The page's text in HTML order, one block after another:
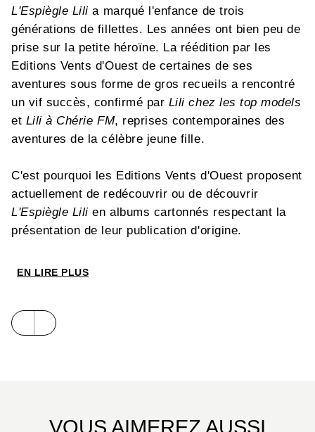
L'Espiègle Lili a marqué l'enfance de trois
générations de fillettes. Les années ont bien peu de
prise sur la petite héroïne. La réédition par les
Editions Vents d'Ouest de certaines de ses
aventures sous forme de gros recueils a rencontré
un vif succès, confirmé par Lili chez les top models
et Lili à Chérie FM, reprises contemporaines des
aventures de la célèbre jeune fille.
C'est pourquoi les Editions Vents d'Ouest proposent
actuellement de redécouvrir ou de découvrir
L'Espiègle Lili en albums cartonnés respectant la
présentation de leur publication d'origine.
EN LIRE PLUS
VOUS AIMEREZ AUSSI